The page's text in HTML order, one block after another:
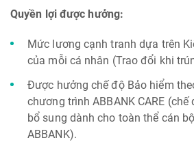
Quyền lợi được hưởng:
Mức lương cạnh tranh dựa trên
của mỗi cá nhân (Trao đổi khi
Được hưởng chế độ Bảo hiểm
chương trình ABBANK CARE
bổ sung dành cho toàn thể cán
ABBANK).